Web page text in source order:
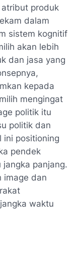
produk
dalam
sistem kognitif
akan lebih
dan jasa yang
kepada
mengingat
politik itu
politik dan
ini positioning
pendek
panjang.
image dan
waktu